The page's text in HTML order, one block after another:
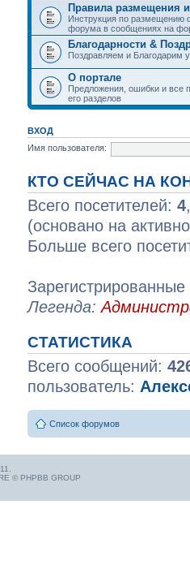
Правила размещения
Инструкция по размещению
форума в сообщениях на
Благодарности &
Поздравляем и Благодарим
О портале
Предложения, ошибки и все
его разделов
ВХОД
Имя пользователя:
КТО СЕЙЧАС НА
Всего посетителей: 4
(основано на
Больше всего
Легенда:
СТАТИСТИКА
Всего сообщений:
пользователь:
Список форумов
© PHPBB GROUP